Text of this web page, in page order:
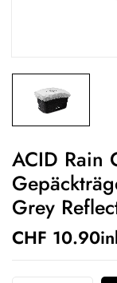
ACID Rain
Grey
CHF 10.90